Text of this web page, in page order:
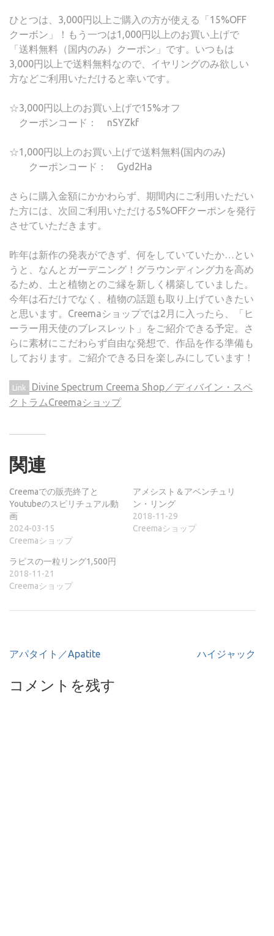
ひとつは、3,000円以上ご購入の方が使える「15%OFF
クーボン」！もう一つは1,000円以上のお買い上げで
「送料無料（国内のみ）クーポン」です。いつもは
3,000円以上で送料無料なので、イヤリングのみ欲しい
方などご利用いただけると幸いです。
☆3,000円以上のお買い上げで15%オフ
クーポンコード： nSYZkf
☆1,000円以上のお買い上げで送料無料(国内のみ)
クーポンコード： Gyd2Ha
さらに購入金額にかかわらず、期間内にご利用いただい
た方には、次回ご利用いただける5%OFFクーポンを発行
させていただきます。
昨年は新作の発表ができず、何をしていていたか…とい
うと、なんとガーデニング！グラウンディング力を高め
るため、土と植物とのご縁を新しく構築していました。
今年は石だけでなく、植物の話題も取り上げていきたい
と思います。Creemaショップでは2月に入ったら、「ヒ
ーラー用天使のブレスレット」をご紹介できる予定。さ
らに素材にこだわらず自由な発想で、作品を作る準備も
しております。ご紹介できる日を楽しみにしています！
Link
Divine Spectrum Creema Shop／ディバイン・スペ
クトラムCreemaショップ
関連
Creemaでの販売終了と
Youtubeのスピリチュアル動
画
2024-03-15
Creemaショップ
アメシスト＆アベンチュリ
ン・リング
2018-11-29
Creemaショップ
ラピスの一粒リング1,500円
2018-11-21
Creemaショップ
投
ナ
アパタイト／Apatite ハイジャック
コメントを残す